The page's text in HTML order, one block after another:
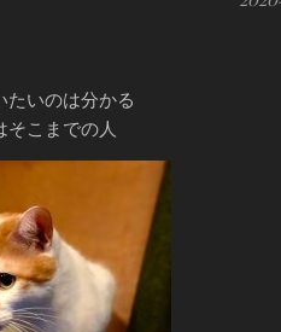
たいのは分かる
そこまでの人